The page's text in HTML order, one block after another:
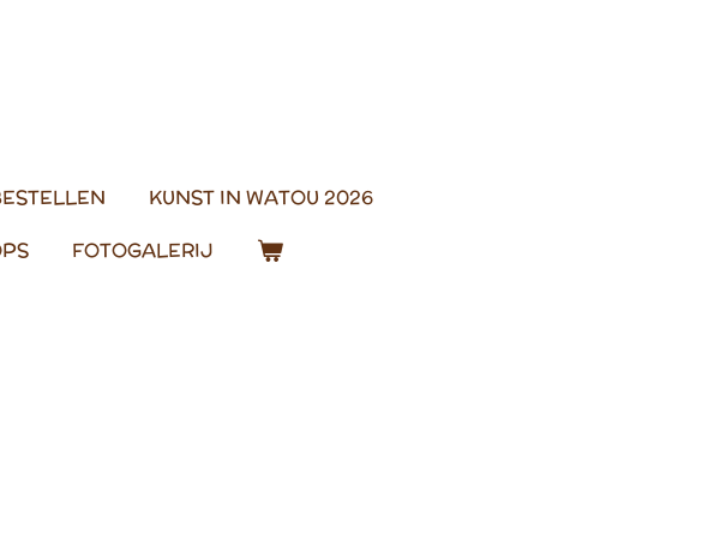
KUNST IN WATOU 2026
FOTOGALERIJ